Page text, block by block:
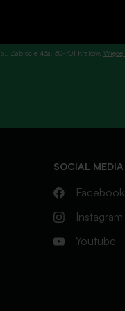
Zabłocie 43a, 30-701 Kraków. Więcej
SOCIAL MEDIA
Facebook
Instagram
Youtube